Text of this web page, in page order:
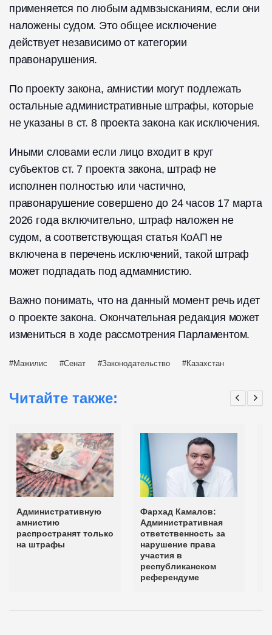
применяется по любым адмвзысканиям, если они
наложены судом. Это общее исключение
действует независимо от категории
правонарушения.
По проекту закона, амнистии могут подлежать
остальные административные штрафы, которые
не указаны в ст. 8 проекта закона как исключения.
Иными словами если лицо входит в круг
субъектов ст. 7 проекта закона, штраф не
исполнен полностью или частично,
правонарушение совершено до 24 часов 17 марта
2026 года включительно, штраф наложен не
судом, а соответствующая статья КоАП не
включена в перечень исключений, такой штраф
может подпадать под адмамнистию.
Важно понимать, что на данный момент речь идет
о проекте закона. Окончательная редакция может
измениться в ходе рассмотрения Парламентом.
Мажилис Сенат Законодательство Казахстан
Читайте также:
Административную
амнистию
распространят только
на штрафы
Фархад Камалов:
Административная
ответственность за
нарушение права
участия в
республиканском
референдуме